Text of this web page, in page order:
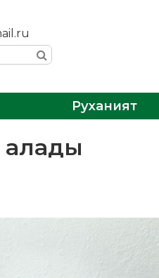
Руханият
алады